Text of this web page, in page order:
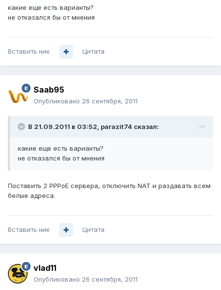
какие еще есть варианты?
не отказался бы от мнения
Вставить ник Цитата
Saab95
Опубликовано 26 сентября, 2011
В 21.09.2011 в 03:52, parazit74 сказал:
какие еще есть варианты?
не отказался бы от мнения
Поставить 2 PPPoE сервера, отключить NAT и раздавать всем
белые адреса.
Вставить ник Цитата
vlad11
Опубликовано 26 сентября, 2011